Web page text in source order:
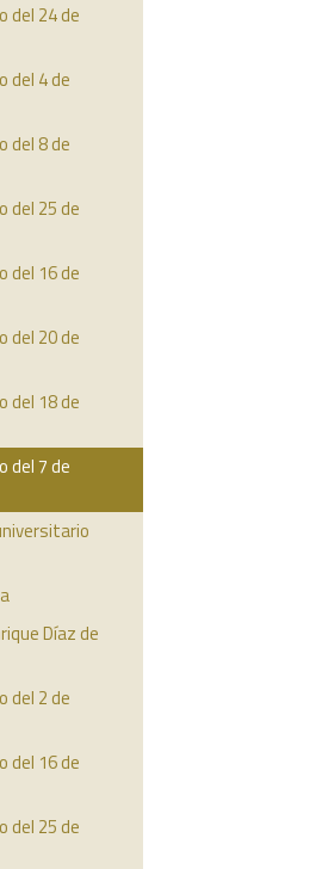
del 24 de
del 4 de
del 8 de
del 25 de
del 16 de
del 20 de
del 18 de
del 7 de
Díaz de
del 2 de
del 16 de
del 25 de